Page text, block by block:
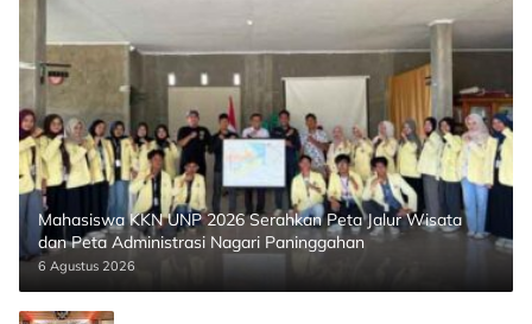
Mahasiswa KKN UNP 2026 Serahkan Peta Jalur Wisata
dan Peta Administrasi Nagari Paninggahan
6 Agustus 2026